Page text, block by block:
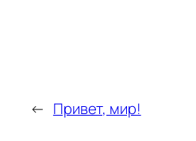
← Привет, мир!